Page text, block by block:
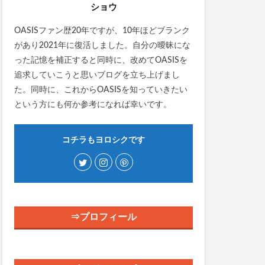
ショウ
OASISファン歴20年ですが、10年ほどブランク
があり2021年に復活しました。自分の曖昧にな
った記憶を補正すると同時に、改めてOASISを
追求していこうと思いブログを立ち上げまし
た。同時に、これからOASISを知っていきたい
という方にも何か参考になれば幸いです。
コチラもヨロシクです
⇒プロフィール